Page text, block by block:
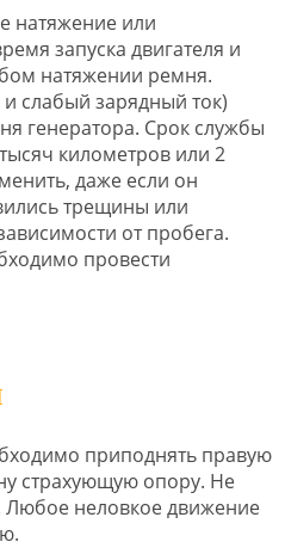
натяжение или
запуска двигателя и
натяжении ремня.
слабый зарядный ток)
генератора. Срок службы
километров или 2
даже если он
трещины или
от пробега.
провести
приподнять правую
страхующую опору. Не
Любое неловкое движение